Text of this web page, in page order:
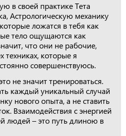
в своей практике Тета
Астрологическую механику
ложатся в тебя как
тело ощущаются как
что они не рабочие,
техниках, которые я
совершенствуюсь.
не значит тренироваться.
каждый уникальный случай
нового опыта, а не ставить
Взаимодействия с энергией
людей – это путь длиною в